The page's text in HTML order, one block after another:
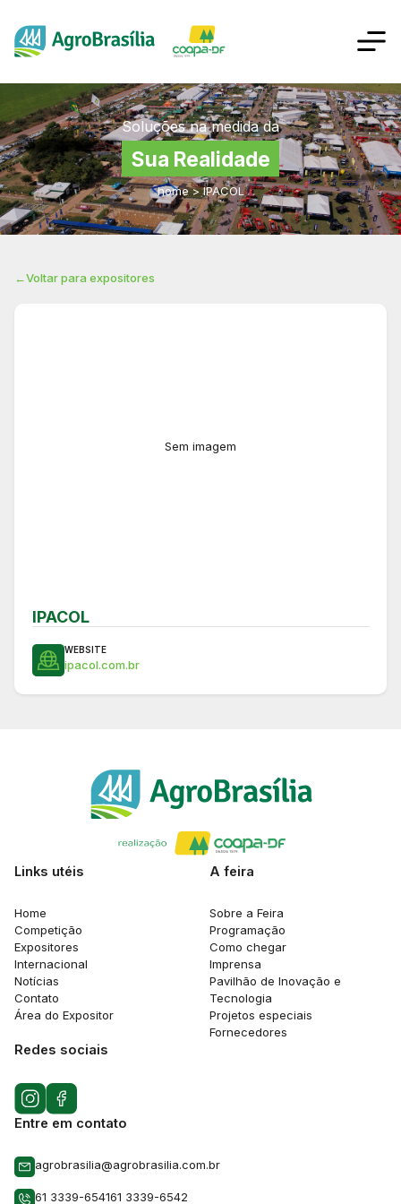
Soluções na medida da
Sua Realidade
home > IPACOL
←Voltar para expositores
Sem imagem
IPACOL
WEBSITE
ipacol.com.br
Links utéis
Home
Competição
Expositores
Internacional
Notícias
Contato
Área do Expositor
A feira
Sobre a Feira
Programação
Como chegar
Imprensa
Pavilhão de Inovação e
Tecnologia
Projetos especiais
Fornecedores
Redes sociais
Entre em contato
agrobrasilia@agrobrasilia.com.br
61 3339-654161 3339-6542